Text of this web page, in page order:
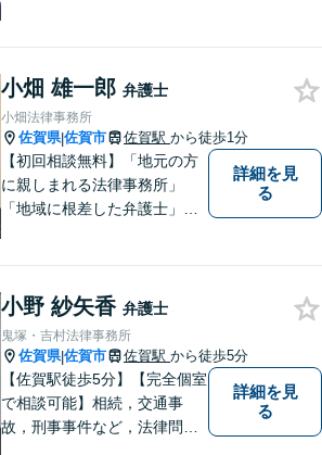
なリーガルサービスを提供い
たします。
小畑 雄一郎 弁護士
小畑法律事務所
佐賀県|佐賀市 佐賀駅 から徒歩1分
【初回相談無料】「地元の方
に親しまれる法律事務所」
「地域に根差した弁護士」を
など幅広く対応しております
ので、まずはお気軽にご相談
下さい。【JR佐賀駅1分】
【子連れ相談可】
詳細を見
る
小野 紗矢香 弁護士
鬼塚・吉村法律事務所
佐賀県|佐賀市 佐賀駅 から徒歩5分
【佐賀駅徒歩5分】【完全個室
で相談可能】相続，交通事
故，刑事事件など，法律問題
詳細を見
る